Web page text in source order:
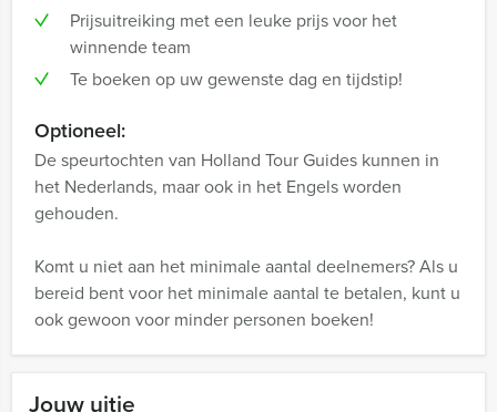
Jouw uitje
Prijsuitreiking met een leuke prijs voor het
winnende team
Te boeken op uw gewenste dag en tijdstip!
Optioneel:
De speurtochten van Holland Tour Guides kunnen in
het Nederlands, maar ook in het Engels worden
gehouden.
Komt u niet aan het minimale aantal deelnemers? Als u
bereid bent voor het minimale aantal te betalen, kunt u
ook gewoon voor minder personen boeken!